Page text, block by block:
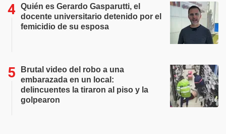
Quién es Gerardo Gasparutti, el
docente universitario detenido por el
femicidio de su esposa
Brutal video del robo a una
embarazada en un local:
delincuentes la tiraron al piso y la
golpearon